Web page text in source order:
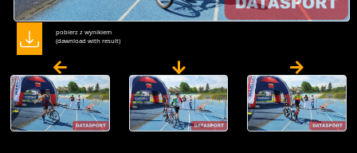
pobierz z wynikiem
(dawnload with result)